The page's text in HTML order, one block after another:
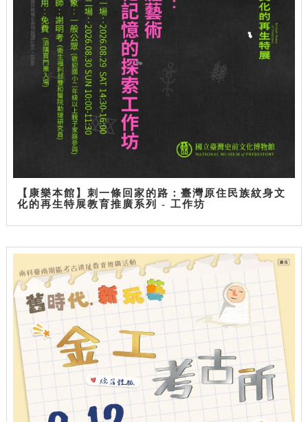
【康樂本館】刺一條回家的路：臺灣原住民族紋身文
化的再生特展教育推廣系列 - 工作坊